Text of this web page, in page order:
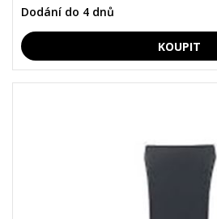
Dodání do 4 dnů